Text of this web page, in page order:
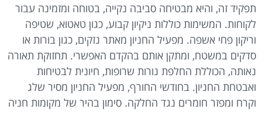
תפקיד זה, והיא מבטיחה סביבה נקייה, בטוחה ומזמינה עבור
לקוחות. המשימות כוללות ניקיון קבוע, כגון טאטוא, שטיפה
וריקון פחי אשפה. מפעיל החניון מאתר נזקים, כגון בורות או
סדקים במשטח, ומתקן אותם בהקדם האפשרי. תחזוקת תאורה
נאותה, הכוללת החלפת נורות שרופות, חיונית לבטיחות
ואבטחת החניון. בחודשי החורף, מפעיל החניון מסיר שלג
וקרח ומפזר חומרים נגד החלקה. סימון בהיר של מקומות חניה